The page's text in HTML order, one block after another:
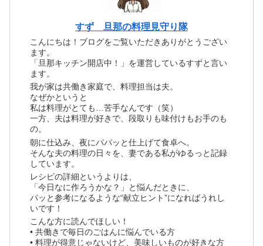
すず 旦那の料理見守り隊
こんにちは！ブログをご覧いただきありがとうござい
ます。
「旦那キッチン開店中！」を運営しているすずと言い
ます。
我が家は共働き家庭で、料理担当は夫。
なぜかというと
私は料理がとても…苦手なんです（笑）
一方、夫は料理が好きで、段取りも味付けもお手のも
の。
朝に仕込み、夜にパパッと仕上げて食卓へ。
そんな夫の料理の日々を、妻である私がゆるっと記録
しています。
レシピの詳細というよりは、
「今日なに作ろうかな？」と悩んだときに、
パッと参考になるような“献立ヒント”になればうれし
いです！
こんな方に読んでほしい！
• 共働きで毎日のごはんに悩んでいる方
• 料理が得意じゃないけど、美味しいものが好きな方